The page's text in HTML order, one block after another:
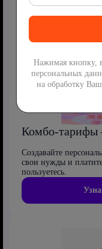
Комбо-тарифы
Создавайте
свои нужды и
пользуетесь.
Нажимая кнопку,
персональных
на обработку